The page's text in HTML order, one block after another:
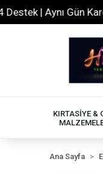
| Aynı Gün Kargo
KIRTASİYE &
Ana Sayfa